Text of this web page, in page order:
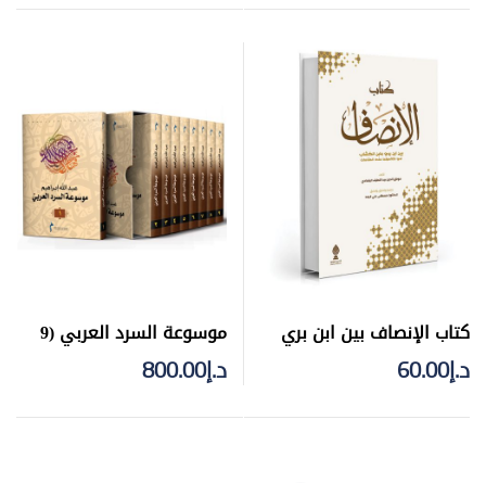
كتاب الإنصاف بين ابن بري
وابن الخشاب في كلامهما
عن المقامات
د.إ60.00
موسوعة السرد العربي (9
أجزاء) – تجليد فني
د.إ800.00